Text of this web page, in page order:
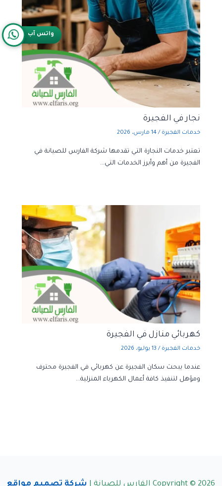
نجار في الفجيرة
خدمات الفجيرة /14 مارس، 2026
تعتبر خدمات النجارة التي تقدمها شركة الفارس للصيانة في
الفجيرة من أهم وأبرز الخدمات التي…
كهربائي منازل في الفجيرة
خدمات الفجيرة / 13 يوليو، 2026
عندما يبحث سكان الفجيرة عن كهربائي في الفجيرة محترف
ومؤهل لتنفيذ كافة أعمال الكهرباء المنزلية…
Copyright © 2026 الفارس للصيانة | شركة تصميم مواقع
واتس آب